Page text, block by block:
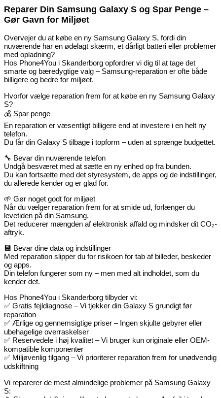
Reparer Din Samsung Galaxy S og Spar Penge –
Gør Gavn for Miljøet
Overvejer du at købe en ny Samsung Galaxy S, fordi din
nuværende har en ødelagt skærm, et dårligt batteri eller problemer
med opladning?
Hos Phone4You i Skanderborg opfordrer vi dig til at tage det
smarte og bæredygtige valg – Samsung-reparation er ofte både
billigere og bedre for miljøet.
Hvorfor vælge reparation frem for at købe en ny Samsung Galaxy
S?
💰 Spar penge
En reparation er væsentligt billigere end at investere i en helt ny
telefon.
Du får din Galaxy S tilbage i topform – uden at sprænge budgettet.
🔧 Bevar din nuværende telefon
Undgå besværet med at sætte en ny enhed op fra bunden.
Du kan fortsætte med det styresystem, de apps og de indstillinger,
du allerede kender og er glad for.
🌱 Gør noget godt for miljøet
Når du vælger reparation frem for at smide ud, forlænger du
levetiden på din Samsung.
Det reducerer mængden af elektronisk affald og mindsker dit CO₂-
aftryk.
💾 Bevar dine data og indstillinger
Med reparation slipper du for risikoen for tab af billeder, beskeder
og apps.
Din telefon fungerer som ny – men med alt indholdet, som du
kender det.
Hos Phone4You i Skanderborg tilbyder vi:
✅ Gratis fejldiagnose – Vi tjekker din Galaxy S grundigt før
reparation
✅ Ærlige og gennemsigtige priser – Ingen skjulte gebyrer eller
ubehagelige overraskelser
✅ Reservedele i høj kvalitet – Vi bruger kun originale eller OEM-
kompatible komponenter
✅ Miljøvenlig tilgang – Vi prioriterer reparation frem for unødvendig
udskiftning
Vi reparerer de mest almindelige problemer på Samsung Galaxy
S: